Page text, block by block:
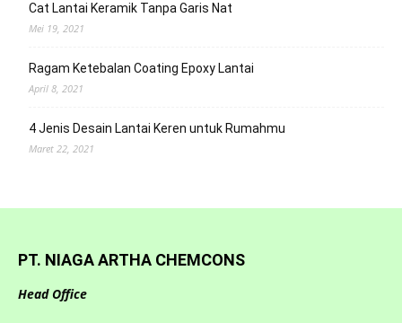
Cat Lantai Keramik Tanpa Garis Nat
Mei 19, 2021
Ragam Ketebalan Coating Epoxy Lantai
April 8, 2021
4 Jenis Desain Lantai Keren untuk Rumahmu
Maret 22, 2021
PT. NIAGA ARTHA CHEMCONS
Head Office